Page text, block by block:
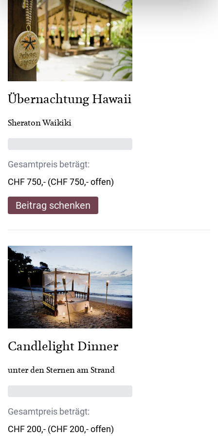
Übernachtung Hawaii
Sheraton Waikiki
Gesamtpreis beträgt:
CHF 750,- (CHF 750,- offen)
Beitrag schenken
Candlelight Dinner
unter den Sternen am Strand
Gesamtpreis beträgt:
CHF 200,- (CHF 200,- offen)